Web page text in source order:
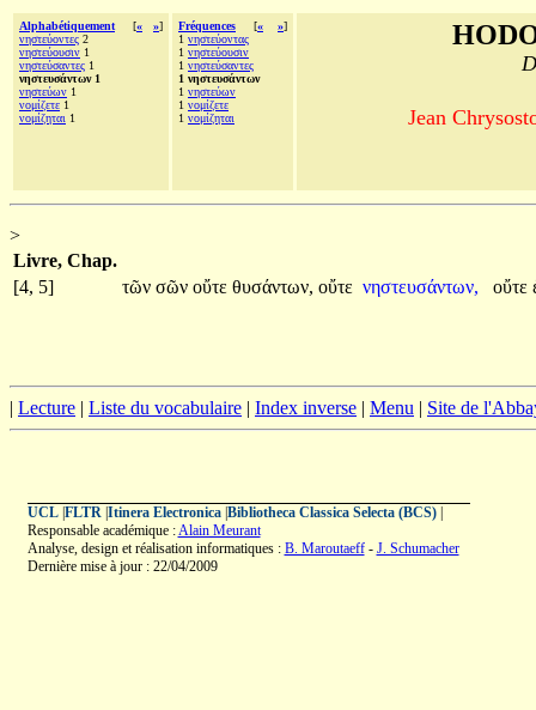
Alphabétiquement [« »]
νηστεύοντες 2
νηστεύουσιν 1
νηστεύσαντες 1
νηστευσάντων 1
νηστεύων 1
νομίζετε 1
νομίζηται 1
Fréquences [« »]
1 νηστεύοντας
1 νηστεύουσιν
1 νηστεύσαντες
1 νηστευσάντων
1 νηστεύων
1 νομίζετε
1 νομίζηται Jean
>
Livre, Chap.
[4, 5]
τῶν σῶν οὔτε θυσάντων, οὔτε νηστευσάντων, οὔτε
| Lecture | Liste du vocabulaire | Index inverse | Menu | Site de
UCL| FLTR| Itinera Electronica| Bibliotheca Classica Selecta (BCS)|
Responsable académique :Alain Meurant
Analyse, design et réalisation informatiques : B. Maroutaeff- J. Schumacher
Dernière mise à jour : 22/04/2009